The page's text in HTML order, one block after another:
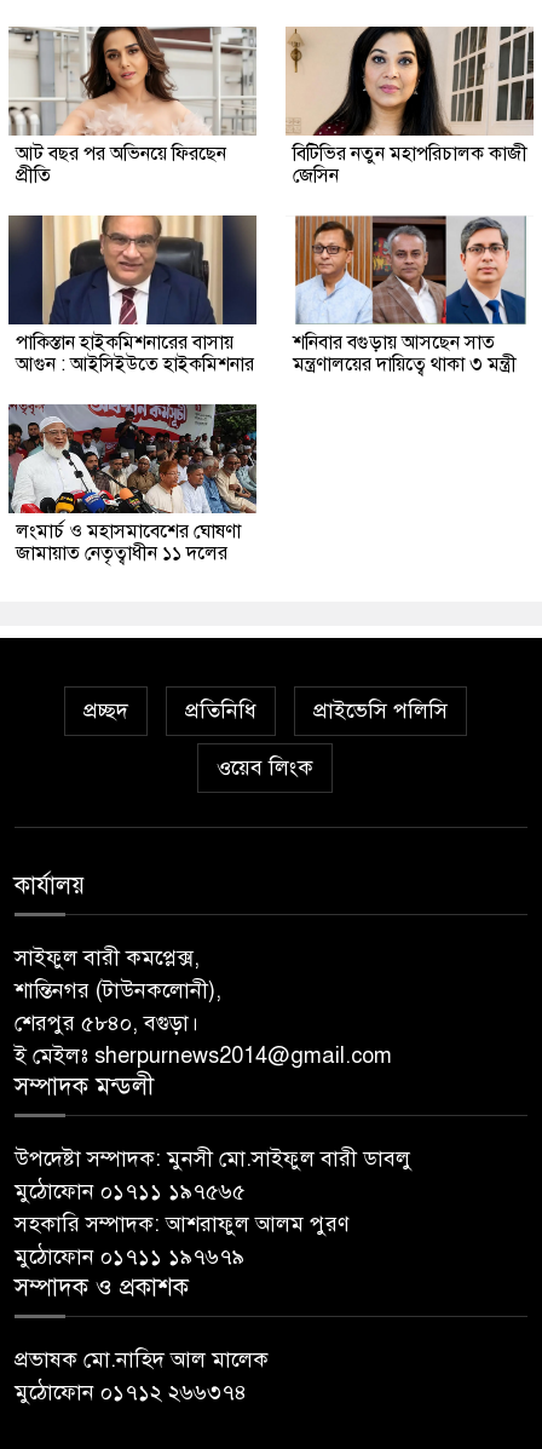
আট বছর পর অভিনয়ে ফিরছেন
প্রীতি
বিটিভির নতুন মহাপরিচালক কাজী
জেসিন
পাকিস্তান হাইকমিশনারের বাসায়
আগুন : আইসিইউতে হাইকমিশনার
শনিবার বগুড়ায় আসছেন সাত
মন্ত্রণালয়ের দায়িত্বে থাকা ৩ মন্ত্রী
লংমার্চ ও মহাসমাবেশের ঘোষণা
জামায়াত নেতৃত্বাধীন ১১ দলের
প্রচ্ছদ প্রতিনিধি প্রাইভেসি পলিসি
ওয়েব লিংক
কার্যালয়
সাইফুল বারী কমপ্লেক্স,
শান্তিনগর (টাউনকলোনী),
শেরপুর ৫৮৪০, বগুড়া।
ই মেইলঃ sherpurnews2014@gmail.com
সম্পাদক মন্ডলী
উপদেষ্টা সম্পাদক: মুনসী মো.সাইফুল বারী ডাবলু
মুঠোফোন ০১৭১১ ১৯৭৫৬৫
সহকারি সম্পাদক: আশরাফুল আলম পুরণ
মুঠোফোন ০১৭১১ ১৯৭৬৭৯
সম্পাদক ও প্রকাশক
প্রভাষক মো.নাহিদ আল মালেক
মুঠোফোন ০১৭১২ ২৬৬৩৭৪